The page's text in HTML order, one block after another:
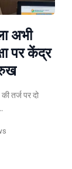
अभी
पर केंद्र
तर्ज पर दो